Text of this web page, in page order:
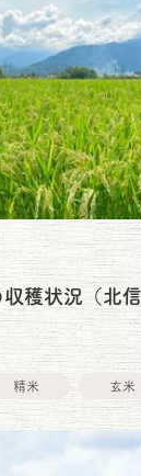
穫状況（北
精米 玄米